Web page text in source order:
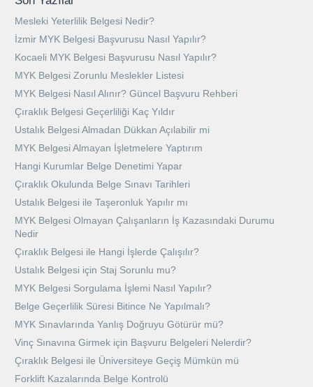
Mesleki Yeterlilik Belgesi Nedir?
İzmir MYK Belgesi Başvurusu Nasıl Yapılır?
Kocaeli MYK Belgesi Başvurusu Nasıl Yapılır?
MYK Belgesi Zorunlu Meslekler Listesi
MYK Belgesi Nasıl Alınır? Güncel Başvuru Rehberi
Çıraklık Belgesi Geçerliliği Kaç Yıldır
Ustalık Belgesi Almadan Dükkan Açılabilir mi
MYK Belgesi Almayan İşletmelere Yaptırım
Hangi Kurumlar Belge Denetimi Yapar
Çıraklık Okulunda Belge Sınavı Tarihleri
Ustalık Belgesi ile Taşeronluk Yapılır mı
MYK Belgesi Olmayan Çalışanların İş Kazasındaki Durumu
Nedir
Çıraklık Belgesi ile Hangi İşlerde Çalışılır?
Ustalık Belgesi için Staj Sorunlu mu?
MYK Belgesi Sorgulama İşlemi Nasıl Yapılır?
Belge Geçerlilik Süresi Bitince Ne Yapılmalı?
MYK Sınavlarında Yanlış Doğruyu Götürür mü?
Vinç Sınavına Girmek için Başvuru Belgeleri Nelerdir?
Çıraklık Belgesi ile Üniversiteye Geçiş Mümkün mü
Forklift Kazalarında Belge Kontrolü